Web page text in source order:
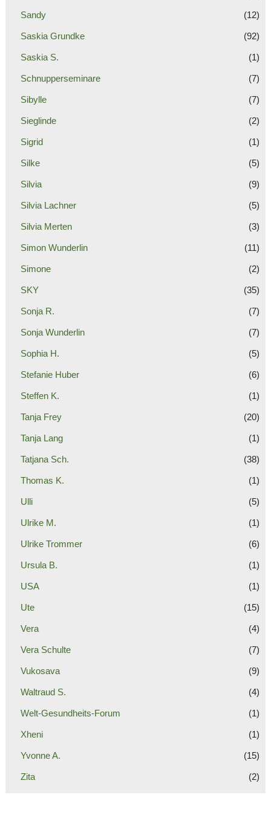
Sandy (12)
Saskia Grundke (92)
Saskia S. (1)
Schnupperseminare (7)
Sibylle (7)
Sieglinde (2)
Sigrid (1)
Silke (5)
Silvia (9)
Silvia Lachner (5)
Silvia Merten (3)
Simon Wunderlin (11)
Simone (2)
SKY (35)
Sonja R. (7)
Sonja Wunderlin (7)
Sophia H. (5)
Stefanie Huber (6)
Steffen K. (1)
Tanja Frey (20)
Tanja Lang (1)
Tatjana Sch. (38)
Thomas K. (1)
Ulli (5)
Ulrike M. (1)
Ulrike Trommer (6)
Ursula B. (1)
USA (1)
Ute (15)
Vera (4)
Vera Schulte (7)
Vukosava (9)
Waltraud S. (4)
Welt-Gesundheits-Forum (1)
Xheni (1)
Yvonne A. (15)
Zita (2)